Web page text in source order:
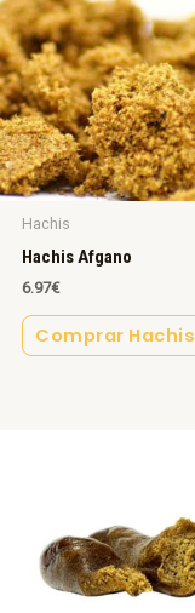
Hachis
Hachis Afgano
6.97€
Comprar Hachis